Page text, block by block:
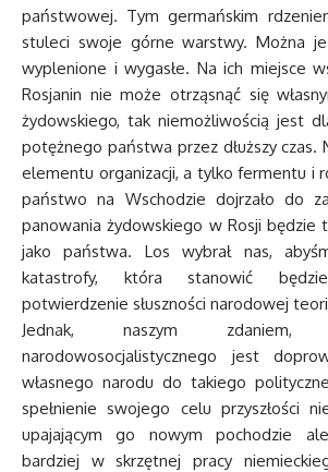
państwowej. Tym germańskim
stuleci swoje górne warstwy. Można
wyplenione i wygasłe. Na ich miejsce
Rosjanin nie może otrząsnąć się
żydowskiego, tak niemożliwością jest
potężnego państwa przez dłuższy czas.
elementu organizacji, a tylko fermentu i
państwo na Wschodzie dojrzało do
panowania żydowskiego w Rosji będzie
jako państwa. Los wybrał nas,
katastrofy, która stanowić będzie
potwierdzenie słuszności narodowej
Jednak, naszym
narodowosocjalistycznego jest
własnego narodu do takiego
spełnienie swojego celu przyszłości
upajającym go nowym pochodzie
bardziej w skrzętnej pracy